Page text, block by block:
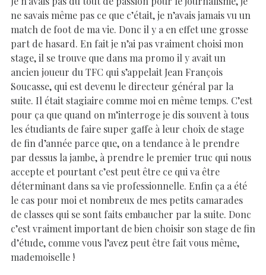
ne savais même pas ce que c’était, je n’avais jamais vu un
match de foot de ma vie. Donc il y a en effet une grosse
part de hasard. En fait je n’ai pas vraiment choisi mon
stage, il se trouve que dans ma promo il y avait un
ancien joueur du TFC qui s’appelait Jean François
Soucasse, qui est devenu le directeur général par la
suite. Il était stagiaire comme moi en même temps. C’est
pour ça que quand on m’interroge je dis souvent à tous
les étudiants de faire super gaffe à leur choix de stage
de fin d’année parce que, on a tendance à le prendre
par dessus la jambe, à prendre le premier truc qui nous
accepte et pourtant c’est peut être ce qui va être
déterminant dans sa vie professionnelle. Enfin ça a été
le cas pour moi et nombreux de mes petits camarades
de classes qui se sont faits embaucher par la suite. Donc
c’est vraiment important de bien choisir son stage de fin
d’étude, comme vous l’avez peut être fait vous même,
mademoiselle !